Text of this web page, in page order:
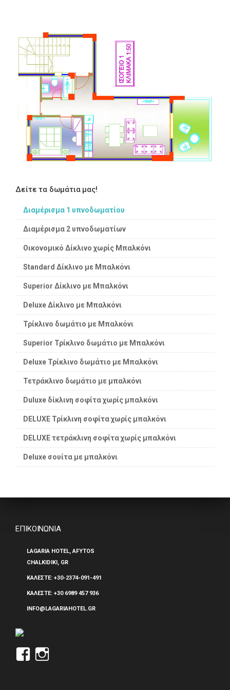
Δείτε τα δωμάτια μας!
Διαμέρισμα 1 υπνοδωματίου
Διαμέρισμα 2 υπνοδωματίων
Οικονομικό Δίκλινο χωρίς Μπαλκόνι
Standard Δίκλινο με Μπαλκόνι
Superior Δίκλινο με Μπαλκόνι
Deluxe Δίκλινο με Μπαλκόνι
Τρίκλινο δωμάτιο με Μπαλκόνι
Superior Τρίκλινο δωμάτιο με Μπαλκόνι
Deluxe Τρίκλινο δωμάτιο με Μπαλκόνι
Τετράκλινο δωμάτιο με μπαλκόνι
Duluxe δίκλινη σοφίτα χωρίς μπαλκόνι
DELUXE Τρίκλινη σοφίτα χωρίς μπαλκόνι
DELUXE τετράκλινη σοφίτα χωρίς μπαλκόνι
Deluxe σουίτα με μπαλκόνι
ΕΠΙΚΟΙΝΩΝΙΑ
LAGARIA HOTEL, AFYTOS
CHALKIDIKI, GR
ΚΑΛΕΣΤΕ: +30-2374-091-491
ΚΑΛΕΣΤΕ: +30 6989 457 936
INFO@LAGARIAHOTEL.GR
Προβολή